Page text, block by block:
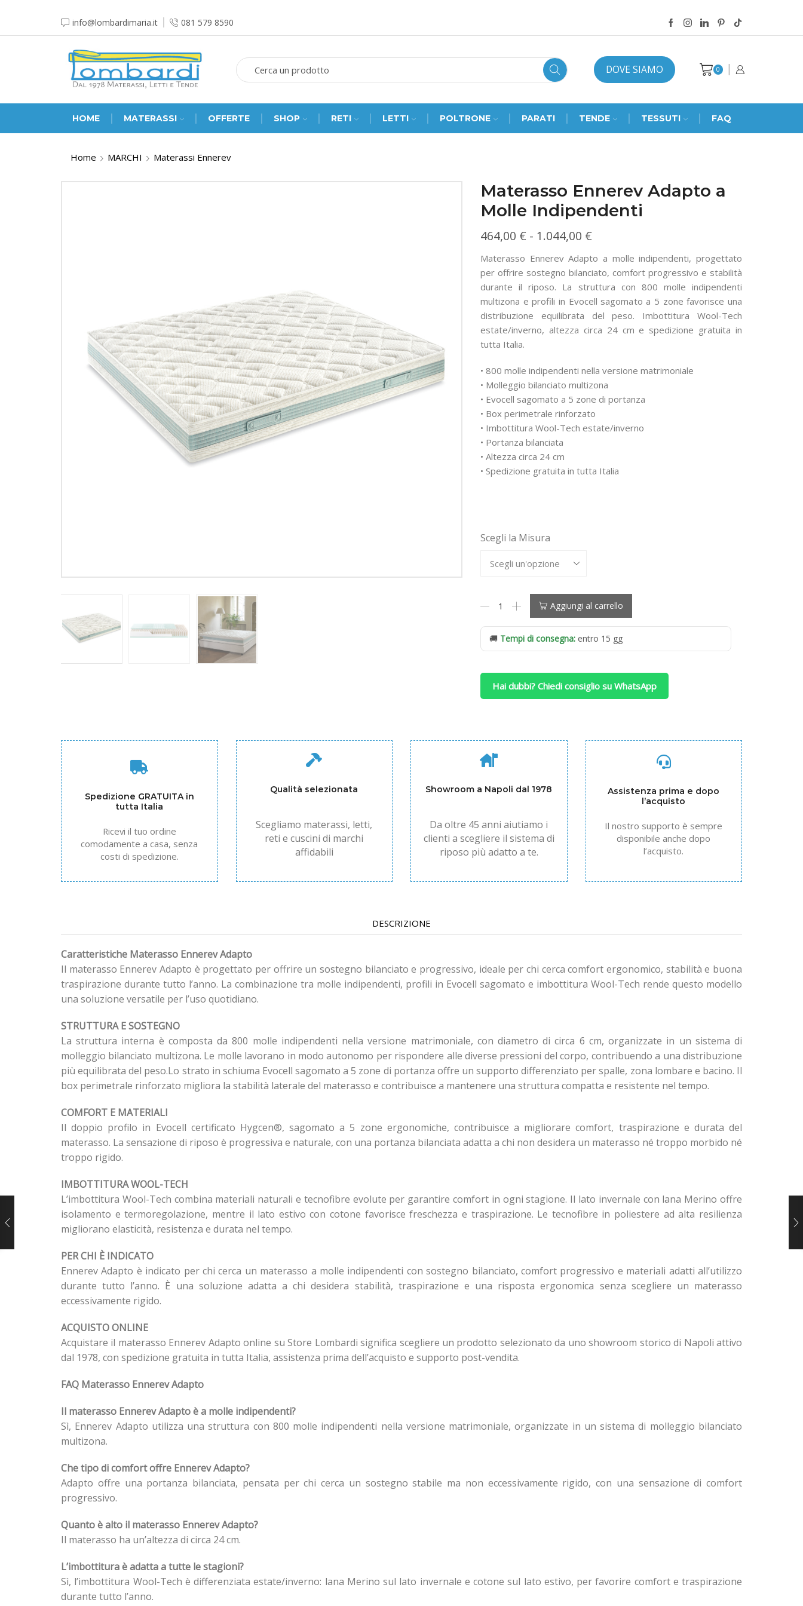
info@lombardimaria.it 081 579 8590
DOVE SIAMO 0
HOME MATERASSI OFFERTE SHOP RETI LETTI POLTRONE PARATI TENDE TESSUTI FAQ
Home MARCHI Materassi Ennerev
Materasso Ennerev Adapto a
Molle Indipendenti
464,00 € - 1.044,00 €
di
prezzo:
da
464,00 €
a
Materasso Ennerev Adapto a molle indipendenti, progettato
per offrire sostegno bilanciato, comfort progressivo e stabilità
durante il riposo. La struttura con 800 molle indipendenti
multizona e profili in Evocell sagomato a 5 zone favorisce una
distribuzione equilibrata del peso. Imbottitura Wool-Tech
estate/inverno, altezza circa 24 cm e spedizione gratuita in
tutta Italia.
• 800 molle indipendenti nella versione matrimoniale
• Molleggio bilanciato multizona
• Evocell sagomato a 5 zone di portanza
• Box perimetrale rinforzato
• Imbottitura Wool-Tech estate/inverno
• Portanza bilanciata
• Altezza circa 24 cm
• Spedizione gratuita in tutta Italia
Scegli la Misura
Materasso
Ennerev
Adapto
Molle
quantità
Aggiungi al carrello
🚚 Tempi di consegna: entro 15 gg
Hai dubbi? Chiedi consiglio su WhatsApp
Spedizione GRATUITA in
tutta Italia
Ricevi il tuo ordine
comodamente a casa, senza
costi di spedizione.
Qualità selezionata
Scegliamo materassi, letti,
reti e cuscini di marchi
affidabili
Showroom a Napoli dal 1978
Da oltre 45 anni aiutiamo i
clienti a scegliere il sistema di
riposo più adatto a te.
Assistenza prima e dopo
l’acquisto
Il nostro supporto è sempre
disponibile anche dopo
l’acquisto.
DESCRIZIONE
Caratteristiche Materasso Ennerev Adapto
Il materasso Ennerev Adapto è progettato per offrire un sostegno bilanciato e progressivo, ideale per chi cerca comfort ergonomico, stabilità e buona
traspirazione durante tutto l’anno. La combinazione tra molle indipendenti, profili in Evocell sagomato e imbottitura Wool-Tech rende questo modello
una soluzione versatile per l’uso quotidiano.
STRUTTURA E SOSTEGNO
La struttura interna è composta da 800 molle indipendenti nella versione matrimoniale, con diametro di circa 6 cm, organizzate in un sistema di
molleggio bilanciato multizona. Le molle lavorano in modo autonomo per rispondere alle diverse pressioni del corpo, contribuendo a una distribuzione
più equilibrata del peso.Lo strato in schiuma Evocell sagomato a 5 zone di portanza offre un supporto differenziato per spalle, zona lombare e bacino. Il
box perimetrale rinforzato migliora la stabilità laterale del materasso e contribuisce a mantenere una struttura compatta e resistente nel tempo.
COMFORT E MATERIALI
Il doppio profilo in Evocell certificato Hygcen®, sagomato a 5 zone ergonomiche, contribuisce a migliorare comfort, traspirazione e durata del
materasso. La sensazione di riposo è progressiva e naturale, con una portanza bilanciata adatta a chi non desidera un materasso né troppo morbido né
troppo rigido.
IMBOTTITURA WOOL-TECH
L’imbottitura Wool-Tech combina materiali naturali e tecnofibre evolute per garantire comfort in ogni stagione. Il lato invernale con lana Merino offre
isolamento e termoregolazione, mentre il lato estivo con cotone favorisce freschezza e traspirazione. Le tecnofibre in poliestere ad alta resilienza
migliorano elasticità, resistenza e durata nel tempo.
PER CHI È INDICATO
Ennerev Adapto è indicato per chi cerca un materasso a molle indipendenti con sostegno bilanciato, comfort progressivo e materiali adatti all’utilizzo
durante tutto l’anno. È una soluzione adatta a chi desidera stabilità, traspirazione e una risposta ergonomica senza scegliere un materasso
eccessivamente rigido.
ACQUISTO ONLINE
Acquistare il materasso Ennerev Adapto online su Store Lombardi significa scegliere un prodotto selezionato da uno showroom storico di Napoli attivo
dal 1978, con spedizione gratuita in tutta Italia, assistenza prima dell’acquisto e supporto post-vendita.
FAQ Materasso Ennerev Adapto
Il materasso Ennerev Adapto è a molle indipendenti?
Sì, Ennerev Adapto utilizza una struttura con 800 molle indipendenti nella versione matrimoniale, organizzate in un sistema di molleggio bilanciato
multizona.
Che tipo di comfort offre Ennerev Adapto?
Adapto offre una portanza bilanciata, pensata per chi cerca un sostegno stabile ma non eccessivamente rigido, con una sensazione di comfort
progressivo.
Quanto è alto il materasso Ennerev Adapto?
Il materasso ha un’altezza di circa 24 cm.
L’imbottitura è adatta a tutte le stagioni?
Sì, l’imbottitura Wool-Tech è differenziata estate/inverno: lana Merino sul lato invernale e cotone sul lato estivo, per favorire comfort e traspirazione
durante tutto l’anno.